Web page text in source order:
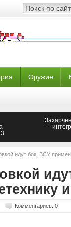
Оружие
—
идут бои, ВСУ
Комментариев: 0